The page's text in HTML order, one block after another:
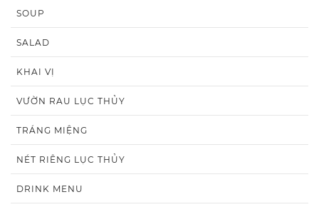
SOUP
SALAD
KHAI VỊ
VƯỜN RAU LỤC THỦY
TRÁNG MIỆNG
NÉT RIÊNG LỤC THỦY
DRINK MENU